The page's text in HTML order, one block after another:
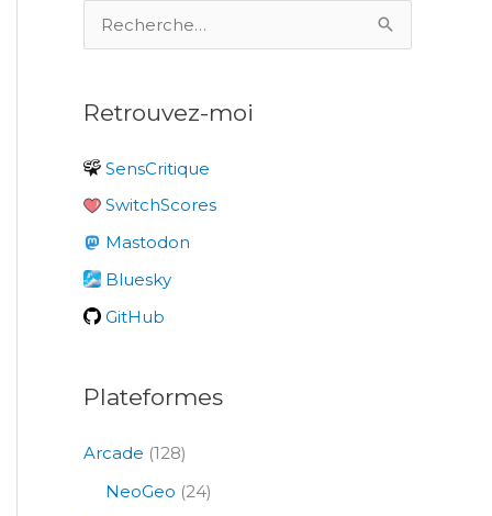
e
h
r
c
h
e
r
Retrouvez-moi
SensCritique
SwitchScores
Mastodon
Bluesky
GitHub
Plateformes
Arcade (128)
NeoGeo (24)